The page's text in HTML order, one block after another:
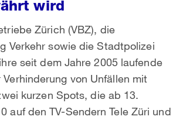
wird
Zürich (VBZ), die
Verkehr sowie die Stadtpolizei
seit dem Jahre 2005 laufende
von Unfällen mit
kurzen Spots, die ab 13.
auf den TV-Sendern Tele Züri und